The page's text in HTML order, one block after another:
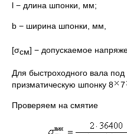
l − длина шпонки, мм;
b − ширина шпонки, мм,
[σсм] − допускаемое
Для быстроходного вала
призматическую шпонку 8
7
Проверяем на смятие